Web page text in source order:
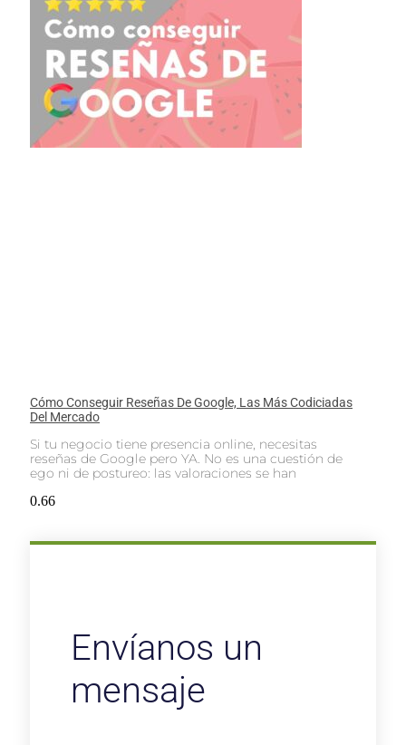
Cómo Conseguir Reseñas De Google, Las Más Codiciadas
Del Mercado
Si tu negocio tiene presencia online, necesitas
reseñas de Google pero YA. No es una cuestión de
ego ni de postureo: las valoraciones se han
Envíanos un
mensaje